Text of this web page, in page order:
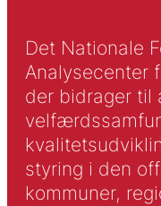
Det Nationale
Analysecenter
der bidrager til
styring i den
kommuner,